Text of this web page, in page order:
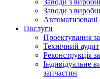
Заводи з
Послуги
Проектування
Технічний аудит
Реконструкція
Індивідуальне
запчастин